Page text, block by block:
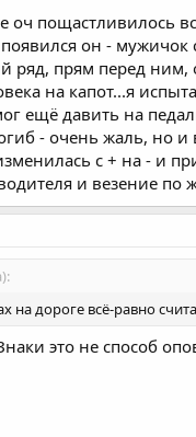
оч пощастливилось
он -
ряд, прям перед
на капот...я
ещё давить на
- очень жаль, но и
с + на - и
и везение
на дороге всё-равно
это не способ